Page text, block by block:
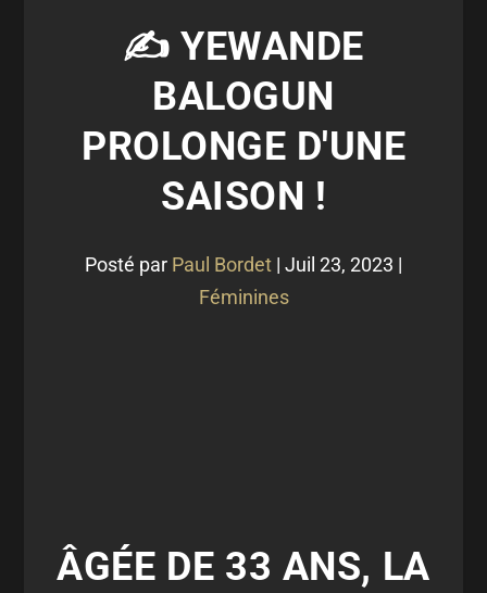
✍️ YEWANDE
BALOGUN
PROLONGE D'UNE
SAISON !
Posté par Paul Bordet | Juil 23, 2023 |
Féminines
ÂGÉE DE 33 ANS, LA